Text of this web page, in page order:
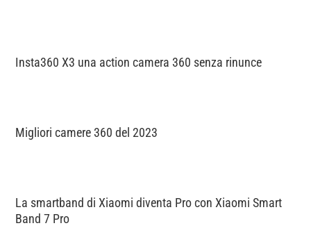
Insta360 X3 una action camera 360 senza rinunce
Migliori camere 360 del 2023
La smartband di Xiaomi diventa Pro con Xiaomi Smart
Band 7 Pro